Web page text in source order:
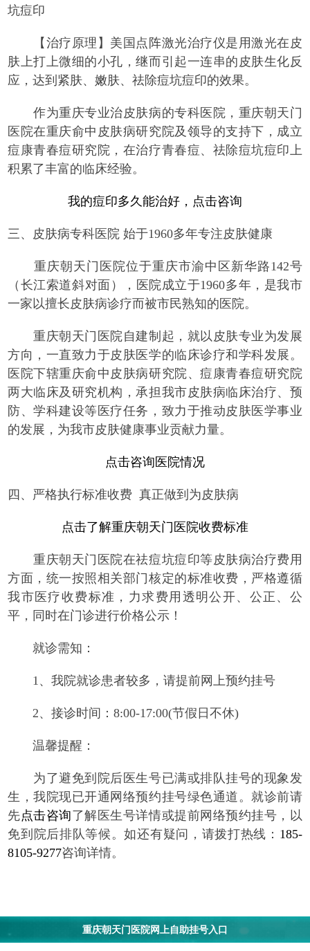
坑痘印
【治疗原理】 美国点阵激光治疗仪是用激光在皮
肤上打上微细的小孔，继而引起一连串的皮肤生化反
应，达到紧肤、嫩肤、祛除痘坑痘印的效果。
作为重庆专业治皮肤病的专科医院，重庆朝天门
医院在重庆俞中皮肤病研究院及领导的支持下，成立
痘康青春痘研究院，在治疗青春痘、祛除痘坑痘印上
积累了丰富的临床经验。
我的痘印多久能治好，点击咨询
三、皮肤病专科医院 始于1960多年专注皮肤健康
重庆朝天门医院位于重庆市渝中区新华路142号
（长江索道斜对面），医院成立于1960多年，是我市
一家以擅长皮肤病诊疗而被市民熟知的医院。
重庆朝天门医院自建制起，就以皮肤专业为发展
方向，一直致力于皮肤医学的临床诊疗和学科发展。
医院下辖重庆俞中皮肤病研究院、痘康青春痘研究院
两大临床及研究机构，承担我市皮肤病临床治疗、预
防、学科建设等医疗任务，致力于推动皮肤医学事业
的发展，为我市皮肤健康事业贡献力量。
点击咨询医院情况
四、严格执行标准收费 真正做到为皮肤病
点击了解重庆朝天门医院收费标准
重庆朝天门医院在祛痘坑痘印等皮肤病治疗费用
方面，统一按照相关部门核定的标准收费，严格遵循
我市医疗收费标准，力求费用透明公开、公正、公
平，同时在门诊进行价格公示！
就诊需知：
1、我院就诊患者较多，请提前网上预约挂号
2、接诊时间：8:00-17:00(节假日不休)
温馨提醒：
为了避免到院后医生号已满或排队挂号的现象发
生，我院现已开通网络预约挂号绿色通道。就诊前请
先点击咨询了解医生号详情或提前网络预约挂号，以
免到院后排队等候。如还有疑问，请拨打热线： 185-
8105-9277咨询详情。
重庆朝天门医院网上自助挂号入口